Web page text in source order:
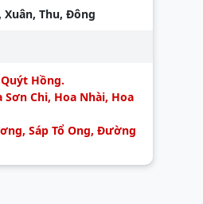
Xuân, Thu, Đông
Hồng.
Sơn Chi, Hoa Nhài, Hoa
Sáp Tổ Ong, Đường